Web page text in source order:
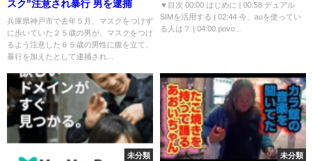
スク"注意され暴行 男を逮捕
兵庫県神戸市で去年５月、マスクをつけず
に歩いていた２５歳の男が、マスクをつけ
るよう注意した６５歳の男性に腹を立て、
暴行を加えたとして逮捕され...
▼目次 00:00 はじめに | 00:58 デュアル
SIMを活用する | 02:44 今、auを使ってい
る人は？ | 04:00 povo...
未分類 未分類